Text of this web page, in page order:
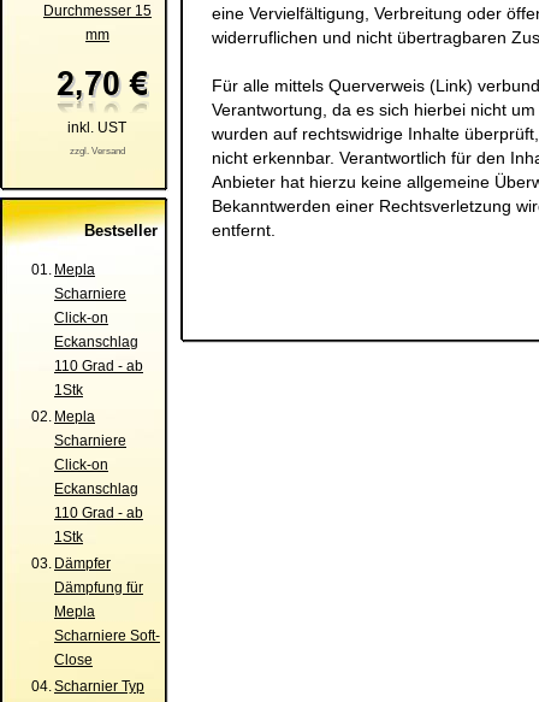
Durchmesser 15
mm
inkl. UST
zzgl. Versand
Bestseller
01. Mepla
Scharniere
Click-on
Eckanschlag
110 Grad - ab
1Stk
02. Mepla
Scharniere
Click-on
Eckanschlag
110 Grad - ab
1Stk
03. Dämpfer
Dämpfung für
Mepla
Scharniere Soft-
Close
04.Scharnier Typ
eine Vervielfältigung, Verbreitung oder
widerruflichen und nicht übertragbaren
Für alle mittels Querverweis (Link)
Verantwortung, da es sich hierbei nicht
wurden auf rechtswidrige Inhalte
nicht erkennbar. Verantwortlich für den
Anbieter hat hierzu keine allgemeine
Bekanntwerden einer Rechtsverletzung
entfernt.